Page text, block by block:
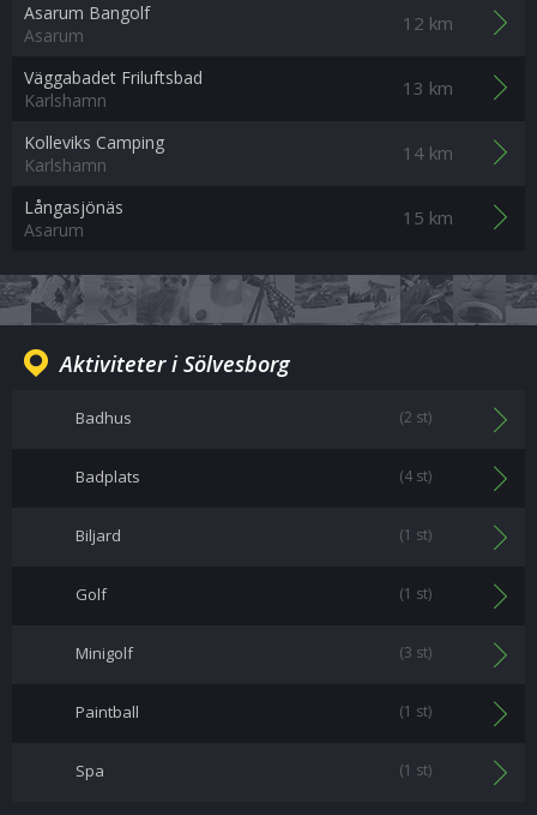
Asarum Bangolf
Asarum
12 km
Väggabadet Friluftsbad
Karlshamn
13 km
Kolleviks Camping
Karlshamn
14 km
Långasjönäs
Asarum
15 km
Aktiviteter i Sölvesborg
Badhus (2 st)
Badplats (4 st)
Biljard (1 st)
Golf (1 st)
Minigolf (3 st)
Paintball (1 st)
Spa (1 st)